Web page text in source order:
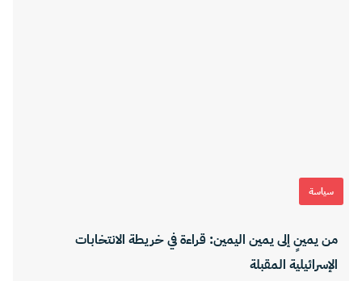
سياسة
من يمينٍ إلى يمين اليمين: قراءة في خريطة الانتخابات
الإسرائيلية المقبلة